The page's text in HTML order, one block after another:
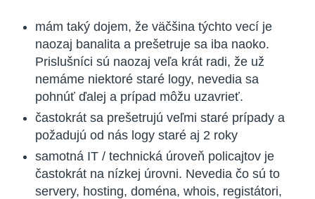
mám taký dojem, že väčšina týchto vecí je
naozaj banalita a prešetruje sa iba naoko.
Prislušníci sú naozaj veľa krát radi, že už
nemáme niektoré staré logy, nevedia sa
pohnúť ďalej a prípad môžu uzavrieť.
častokrát sa prešetrujú veľmi staré prípady a
požadujú od nás logy staré aj 2 roky
samotná IT / technická úroveň policajtov je
častokrát na nízkej úrovni. Nevedia čo sú to
servery, hosting, doména, whois, registátori,